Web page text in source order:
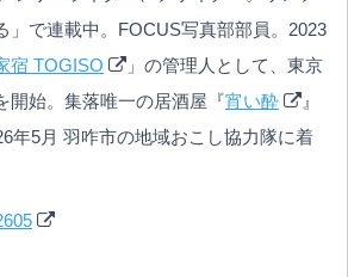
」で連載中。FOCUS写真部部員。2023
宿 TOGISO
」の管理人として、東京
開始。集落唯一の居酒屋『宵い酔
』
年5月 羽咋市の地域おこし協力隊に着